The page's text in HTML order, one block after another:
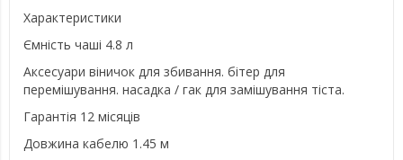
Характеристики
Ємність чаші 4.8 л
Аксесуари віничок для збивання. бітер для
перемішування. насадка / гак для замішування тіста.
Гарантія 12 місяців
Довжина кабелю 1.45 м